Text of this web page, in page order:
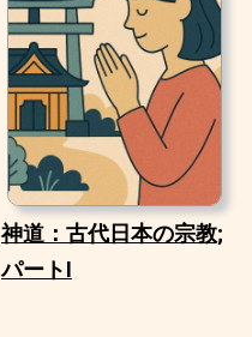
神道：古代日本の宗教;
パートI